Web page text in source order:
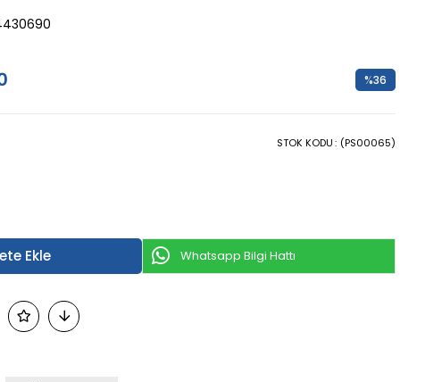
%36
(PS00065)
STOK KODU
Whatsapp Bilgi Hattı